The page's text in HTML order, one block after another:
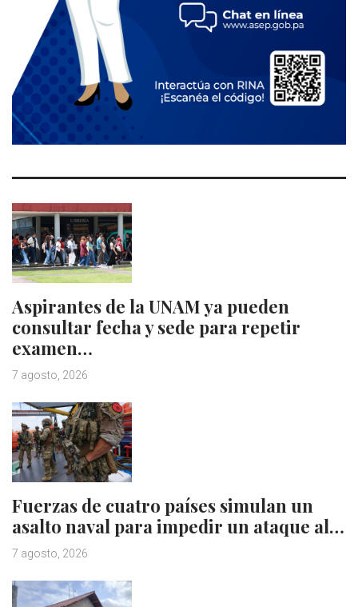
Aspirantes de la UNAM ya pueden
consultar fecha y sede para repetir
examen…
7 agosto, 2026
Fuerzas de cuatro países simulan un
asalto naval para impedir un ataque al…
7 agosto, 2026